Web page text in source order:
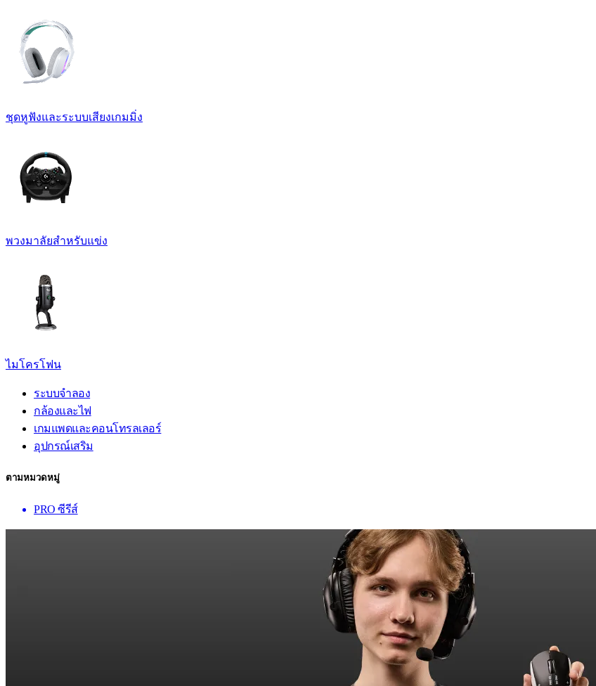
ชุดหูฟังและระบบเสียงเกมมิ่ง
พวงมาลัยสำหรับแข่ง
ไมโครโฟน
ระบบจำลอง
กล้องและไฟ
เกมแพดและคอนโทรลเลอร์
อุปกรณ์เสริม
ตามหมวดหมู่
PRO ซีรีส์